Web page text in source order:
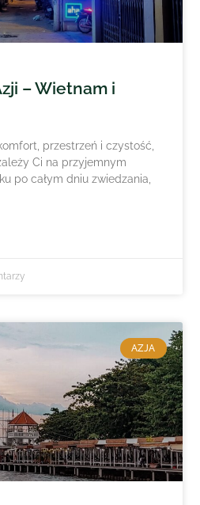
– Wietnam i
przestrzeń i czystość,
Ci na przyjemnym
po całym dniu zwiedzania,
AZJA